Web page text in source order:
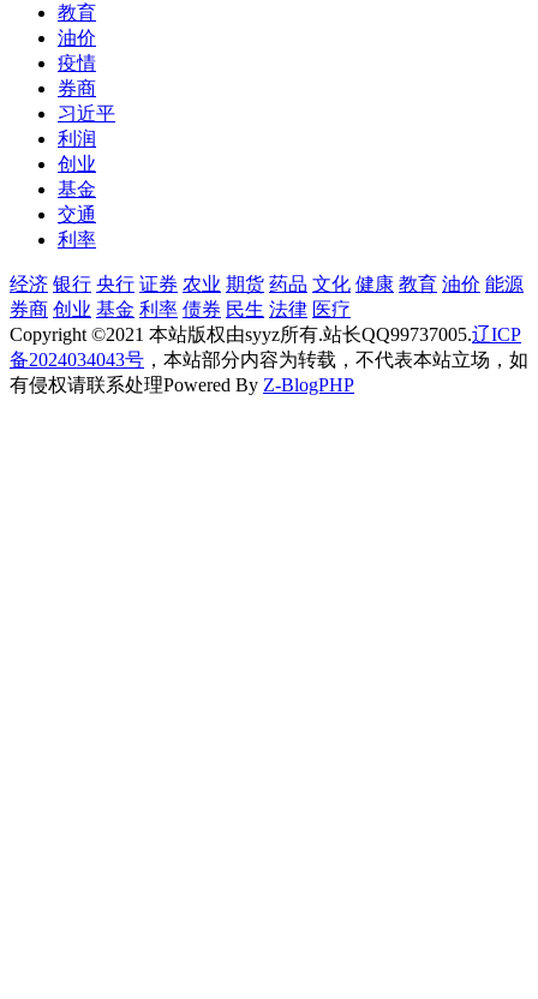
教育
油价
疫情
券商
习近平
利润
创业
基金
交通
利率
经济 银行 央行 证券 农业 期货 药品 文化 健康 教育 油价 能源
券商 创业 基金 利率 债券 民生 法律 医疗
Copyright ©2021 本站版权由syyz所有.站长QQ99737005.辽ICP
备2024034043号 ，本站部分内容为转载，不代表本站立场，如
有侵权请联系处理Powered By Z-BlogPHP